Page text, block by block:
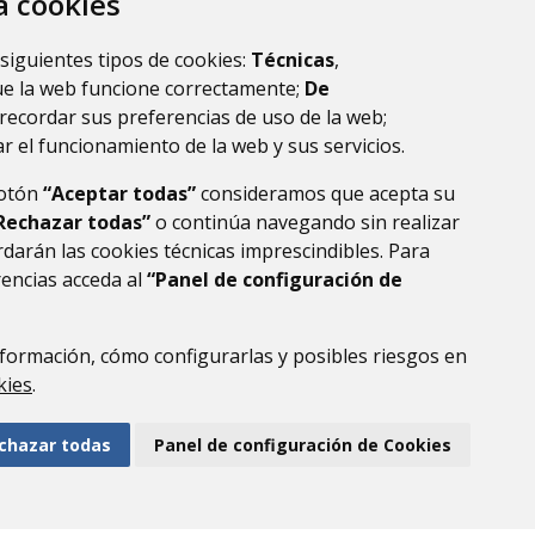
tipos de cookies: Técnicas,
la web funcione correctamente; De
sus preferencias de uso de la web;
el funcionamiento de la web y sus servicios.
“Aceptar todas”consideramos que acepta su
todas”o continúa navegando sin realizar
las cookies técnicas imprescindibles. Para
acceda al “Panel de configuración de
cómo configurarlas y posibles riesgos en
.
todas Panel de configuración de Cookies
DATOS ACCESIBILIDAD POLÍTICA DE COOKIES